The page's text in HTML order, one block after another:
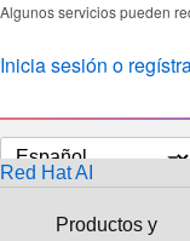
Algunos servicios pueden
Inicia sesión o
Cambiar
el
Red Hat AI
Productos y